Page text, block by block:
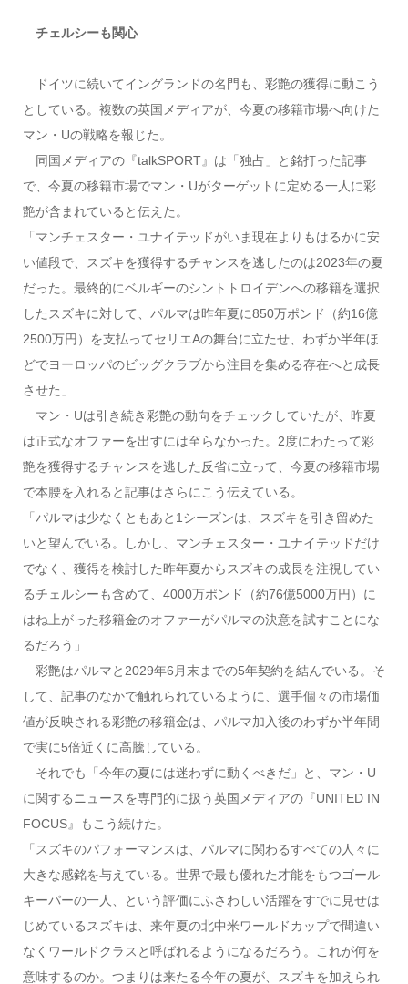
チェルシーも関心
ドイツに続いてイングランドの名門も、彩艶の獲得に動こう
としている。複数の英国メディアが、今夏の移籍市場へ向けた
マン・Uの戦略を報じた。
同国メディアの『talkSPORT』は「独占」と銘打った記事
で、今夏の移籍市場でマン・Uがターゲットに定める一人に彩
艶が含まれていると伝えた。
「マンチェスター・ユナイテッドがいま現在よりもはるかに安
い値段で、スズキを獲得するチャンスを逃したのは2023年の夏
だった。最終的にベルギーのシントトロイデンへの移籍を選択
したスズキに対して、パルマは昨年夏に850万ポンド（約16億
2500万円）を支払ってセリエAの舞台に立たせ、わずか半年ほ
どでヨーロッパのビッグクラブから注目を集める存在へと成長
させた」
マン・Uは引き続き彩艶の動向をチェックしていたが、昨夏
は正式なオファーを出すには至らなかった。2度にわたって彩
艶を獲得するチャンスを逃した反省に立って、今夏の移籍市場
で本腰を入れると記事はさらにこう伝えている。
「パルマは少なくともあと1シーズンは、スズキを引き留めた
いと望んでいる。しかし、マンチェスター・ユナイテッドだけ
でなく、獲得を検討した昨年夏からスズキの成長を注視してい
るチェルシーも含めて、4000万ポンド（約76億5000万円）に
はね上がった移籍金のオファーがパルマの決意を試すことにな
るだろう」
彩艶はパルマと2029年6月末までの5年契約を結んでいる。そ
して、記事のなかで触れられているように、選手個々の市場価
値が反映される彩艶の移籍金は、パルマ加入後のわずか半年間
で実に5倍近くに高騰している。
それでも「今年の夏には迷わずに動くべきだ」と、マン・U
に関するニュースを専門的に扱う英国メディアの『UNITED IN
FOCUS』もこう続けた。
「スズキのパフォーマンスは、パルマに関わるすべての人々に
大きな感銘を与えている。世界で最も優れた才能をもつゴール
キーパーの一人、という評価にふさわしい活躍をすでに見せは
じめているスズキは、来年夏の北中米ワールドカップで間違い
なくワールドクラスと呼ばれるようになるだろう。これが何を
意味するのか。つまりは来たる今年の夏が、スズキを加えられ